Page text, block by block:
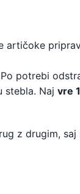
artičoke
potrebi
stebla. Naj vre
z drugim, saj